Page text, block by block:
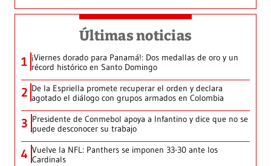
Últimas noticias
1 ¡Viernes dorado para Panamá!: Dos medallas de oro y un
récord histórico en Santo Domingo
2 De la Espriella promete recuperar el orden y declara
agotado el diálogo con grupos armados en Colombia
3 Presidente de Conmebol apoya a Infantino y dice que no se
puede desconocer su trabajo
4 Vuelve la NFL: Panthers se imponen 33-30 ante los
Cardinals